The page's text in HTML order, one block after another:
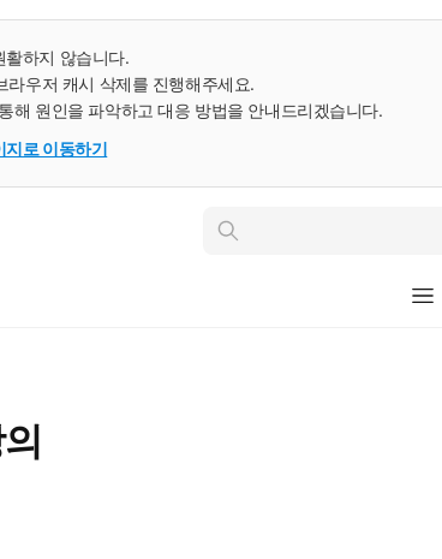
활하지 않습니다.
우저 캐시 삭제를 진행해주세요.
해 원인을 파악하고 대응 방법을 안내드리겠습니다.
지로 이동하기
인